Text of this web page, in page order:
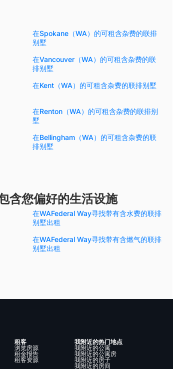
在Spokane（WA）的可租含杂费的联排
别墅
在Vancouver（WA）的可租含杂费的联
排别墅
在Kent（WA）的可租含杂费的联排别墅
在Renton（WA）的可租含杂费的联排别
墅
在Bellingham（WA）的可租含杂费的联
排别墅
含您偏好的生活设施
在WAFederal Way寻找带有含水费的联排
别墅出租
在WAFederal Way寻找带有含燃气的联排
别墅出租
租客
浏览房源
租金报告
租客资源
我附近的热门地点
我附近的公寓
我附近的公寓房
我附近的房子
我附近的房间